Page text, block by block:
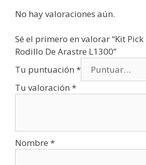
No hay valoraciones aún.
Sé el primero en valorar “Kit
Rodillo De Arastre L1300”
Tu puntuación *
Tu valoración *
Nombre *